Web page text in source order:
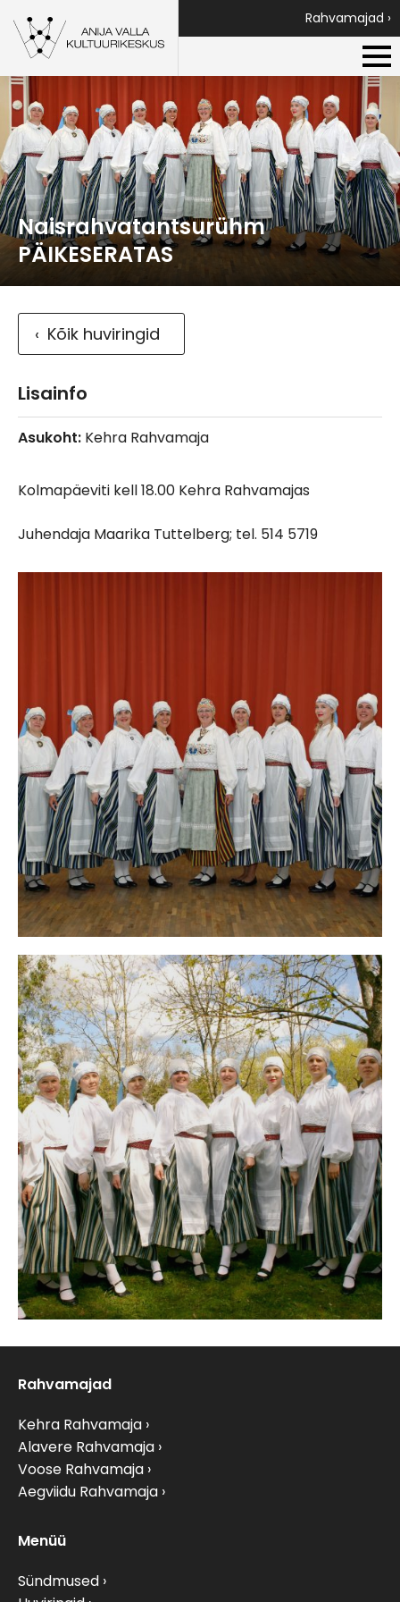
Rahvamajad ›
Naisrahvatantsurühm
PÄIKESERATAS
Kõik huviringid
Kolmapäeviti kell 18.00 Kehra Rahvamajas
Juhendaja Maarika Tuttelberg; tel. 514 5719
Lisainfo
Asukoht: Kehra Rahvamaja
Rahvamajad
Kehra Rahvamaja
Alavere Rahvamaja
Voose Rahvamaja
Aegviidu Rahvamaja
Menüü
Sündmused